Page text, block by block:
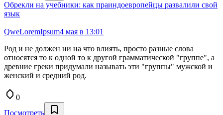
Обрекли на учебники: как праиндоевропейцы развалили свой
язык
QweLoremIpsum4 мая в 13:01
Род и не должен ни на что влиять, просто разные слова
относятся то к одной то к другой грамматической "группе", а
древние греки придумали называть эти "группы" мужской и
женский и средний род.
0
Посмотреть